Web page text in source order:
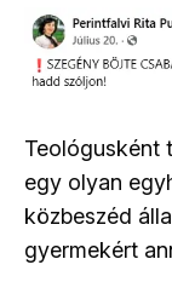
Teológusként
egy olyan
közbeszéd
gyermekért